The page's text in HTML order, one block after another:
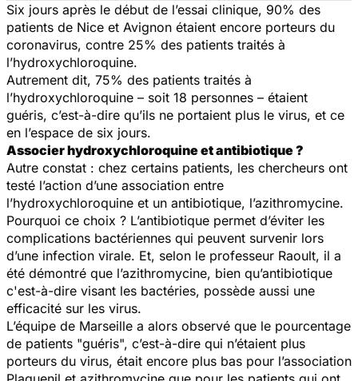
Six jours après le début de l’essai clinique, 90% des
patients de Nice et Avignon étaient encore porteurs du
coronavirus, contre 25% des patients traités à
l’hydroxychloroquine.
Autrement dit, 75% des patients traités à
l’hydroxychloroquine – soit 18 personnes – étaient
guéris, c’est-à-dire qu’ils ne portaient plus le virus, et ce
en l’espace de six jours.
Associer hydroxychloroquine et antibiotique ?
Autre constat : chez certains patients, les chercheurs ont
testé l’action d’une association entre
l’hydroxychloroquine et un antibiotique, l’azithromycine.
Pourquoi ce choix ? L’antibiotique permet d’éviter les
complications bactériennes qui peuvent survenir lors
d’une infection virale. Et, selon le professeur Raoult, il a
été démontré que l’azithromycine, bien qu’antibiotique
c'est-à-dire visant les bactéries, possède aussi une
efficacité sur les virus.
L’équipe de Marseille a alors observé que le pourcentage
de patients "guéris", c’est-à-dire qui n’étaient plus
porteurs du virus, était encore plus bas pour l’association